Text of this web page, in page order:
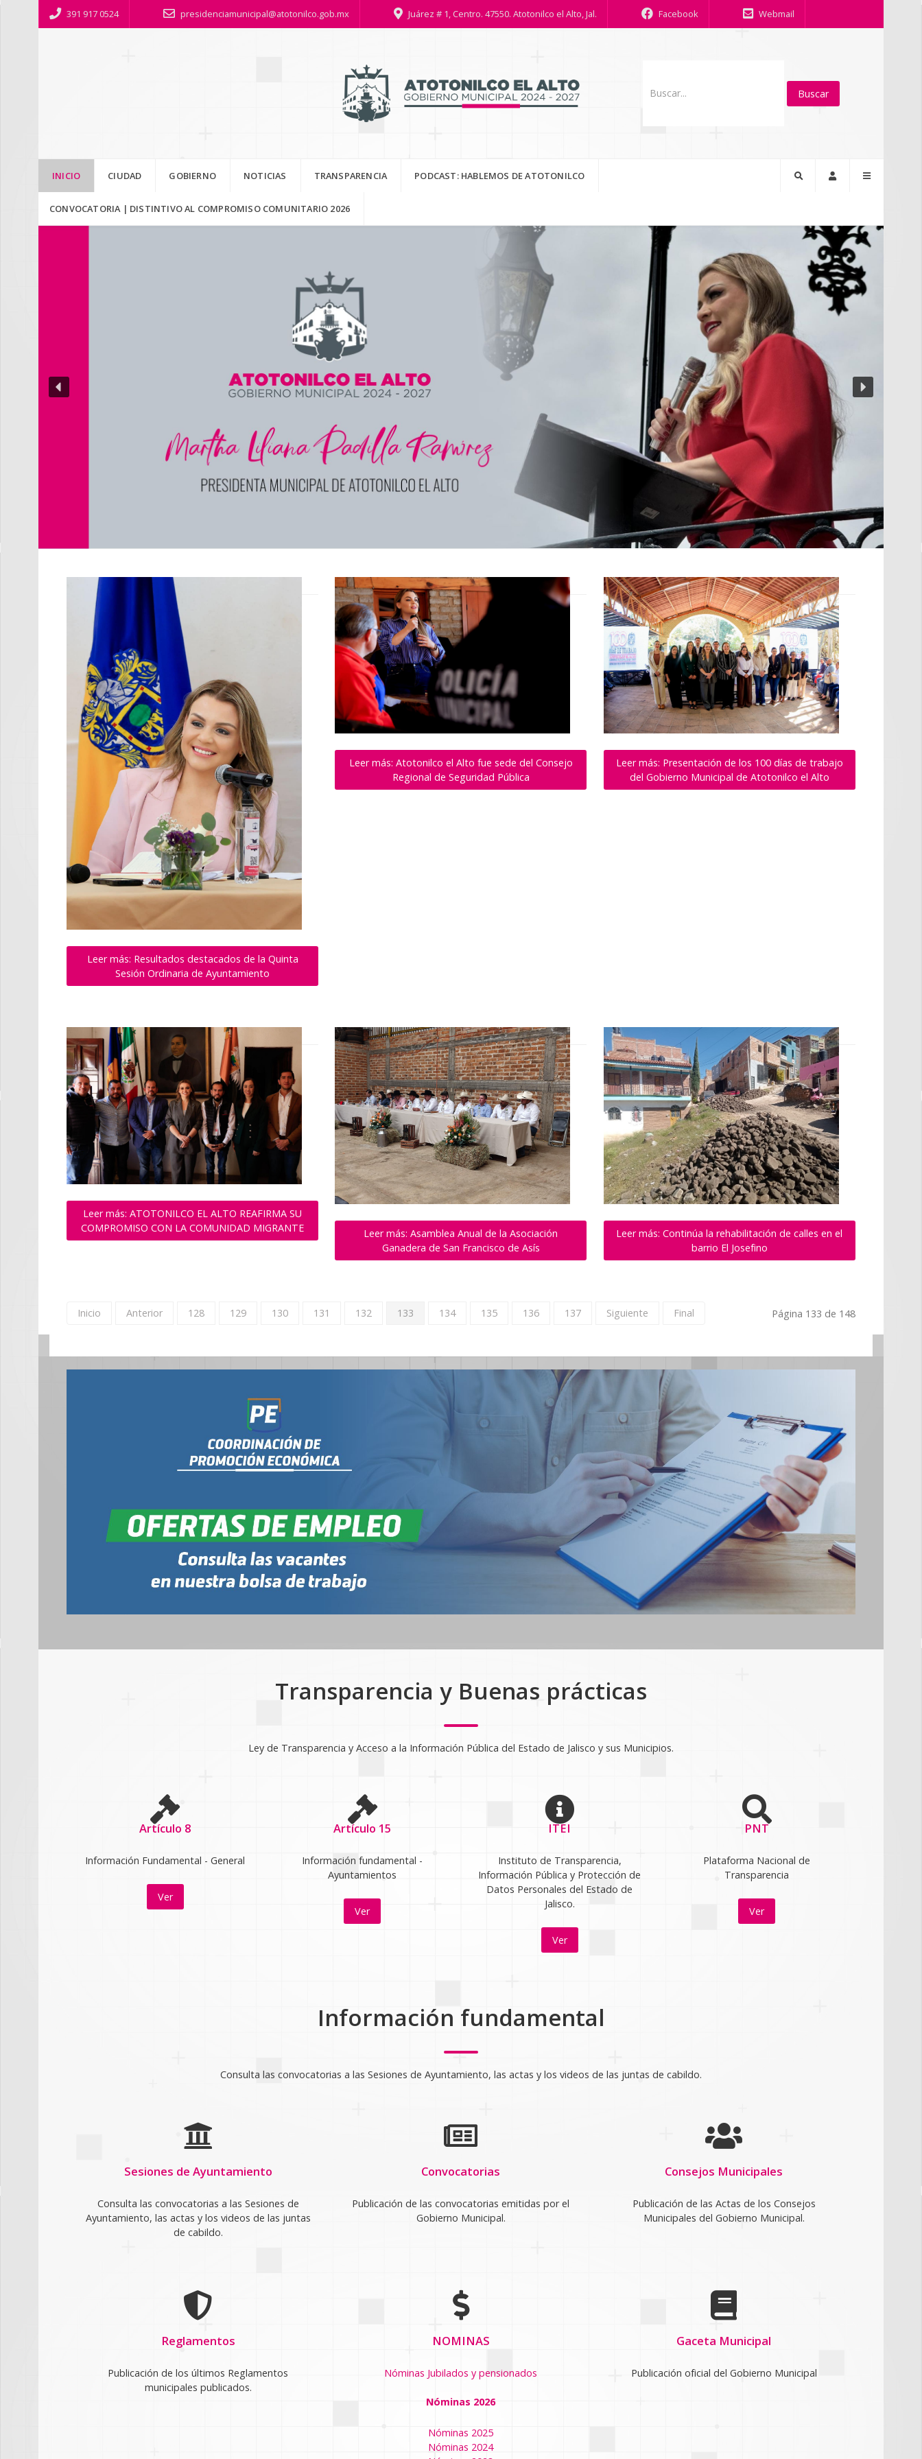
391 917 0524 presidenciamunicipal@atotonilco.gob.mx Juárez # 1, Centro. 47550. Atotonilco el Alto, Jal. Facebook Webmail
Buscar
INICIO CIUDAD GOBIERNO NOTICIAS TRANSPARENCIA PODCAST: HABLEMOS DE ATOTONILCO
CONVOCATORIA | DISTINTIVO AL COMPROMISO COMUNITARIO 2026
Leer más: Resultados destacados de la Quinta
Sesión Ordinaria de Ayuntamiento
Leer más: Atotonilco el Alto fue sede del Consejo
Regional de Seguridad Pública
Leer más: Presentación de los 100 días de trabajo
del Gobierno Municipal de Atotonilco el Alto
Leer más: ATOTONILCO EL ALTO REAFIRMA SU
COMPROMISO CON LA COMUNIDAD MIGRANTE
Leer más: Asamblea Anual de la Asociación
Ganadera de San Francisco de Asís
Leer más: Continúa la rehabilitación de calles en el
barrio El Josefino
Página 133 de 148
Inicio Anterior 128 129 130 131 132 133 134 135 136 137 Siguiente Final
Transparencia y Buenas prácticas
Ley de Transparencia y Acceso a la Información Pública del Estado de Jalisco y sus Municipios.
Artículo 8
Información Fundamental - General
Ver
Artículo 15
Información fundamental -
Ayuntamientos
Ver
ITEI
Instituto de Transparencia,
Información Pública y Protección de
Datos Personales del Estado de
Jalisco.
Ver
PNT
Plataforma Nacional de
Transparencia
Ver
Información fundamental
Consulta las convocatorias a las Sesiones de Ayuntamiento, las actas y los videos de las juntas de cabildo.
Sesiones de Ayuntamiento
Consulta las convocatorias a las Sesiones de
Ayuntamiento, las actas y los videos de las juntas
de cabildo.
Convocatorias
Publicación de las convocatorias emitidas por el
Gobierno Municipal.
Consejos Municipales
Publicación de las Actas de los Consejos
Municipales del Gobierno Municipal.
Reglamentos
Publicación de los últimos Reglamentos
municipales publicados.
NOMINAS
Nóminas Jubilados y pensionados
Nóminas 2026
Nóminas 2025
Nóminas 2024
Gaceta Municipal
Publicación oficial del Gobierno Municipal